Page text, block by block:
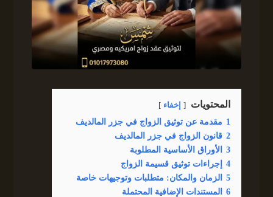
المحتويات إخفاء
1 مقدمة عن توثيق الزواج في جزر المالديف
2 قانون الزواج في جزر المالديف
3
الأوراق الأساسية المطلوبة
4
إجراءات توثيق قسيمة الزواج
5
الزمان والمكان: متطلبات وتوجيهات خاصة
6
المستندات الإضافية المحتملة